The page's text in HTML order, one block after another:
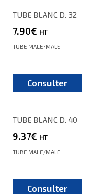
TUBE BLANC D. 32
7.90€ HT
TUBE MALE/MALE
Consulter
TUBE BLANC D. 40
9.37€ HT
TUBE MALE/MALE
Consulter